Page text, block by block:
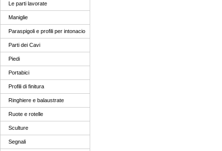
Le parti lavorate
Maniglie
Paraspigoli e profili per intonacio
Parti dei Cavi
Piedi
Portabici
Profili di finitura
Ringhiere e balaustrate
Ruote e rotelle
Sculture
Segnali